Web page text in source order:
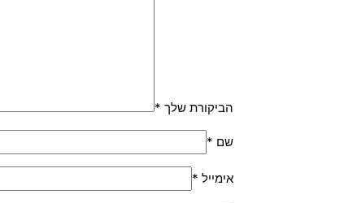
הביקורת שלך *
שם *
אימייל *